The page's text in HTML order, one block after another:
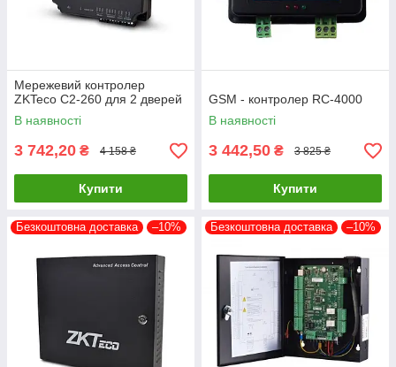
Мережевий контролер
ZKTeco C2-260 для 2 дверей
В наявності
3 742,20 ₴ 4 158 ₴
Купити
GSM - контролер RC-4000
В наявності
3 442,50 ₴ 3 825 ₴
Купити
Безкоштовна доставка –10% Безкоштовна доставка –10%